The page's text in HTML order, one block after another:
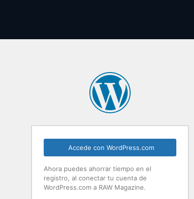
Accede con WordPress.com
Ahora puedes ahorrar tiempo en el
registro, al conectar tu cuenta de
WordPress.com a RAW Magazine.